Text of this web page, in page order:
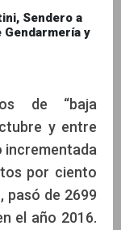
Sendero a
y
de “baja
y entre
incrementada
por ciento
pasó de 2699
el año 2016.